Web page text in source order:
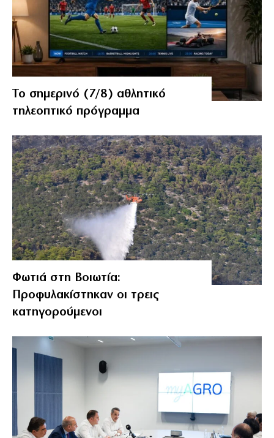
Το σημερινό (7/8) αθλητικό
τηλεοπτικό πρόγραμμα
Φωτιά στη Βοιωτία:
Προφυλακίστηκαν οι τρεις
κατηγορούμενοι